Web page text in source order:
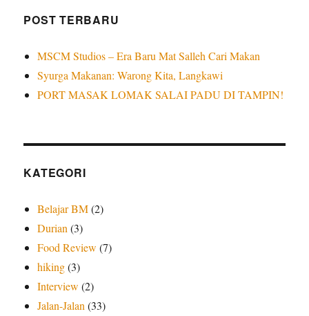
POST TERBARU
MSCM Studios – Era Baru Mat Salleh Cari Makan
Syurga Makanan: Warong Kita, Langkawi
PORT MASAK LOMAK SALAI PADU DI TAMPIN!
KATEGORI
Belajar BM(2)
Durian (3)
Food Review (7)
hiking(3)
Interview (2)
Jalan-Jalan (33)